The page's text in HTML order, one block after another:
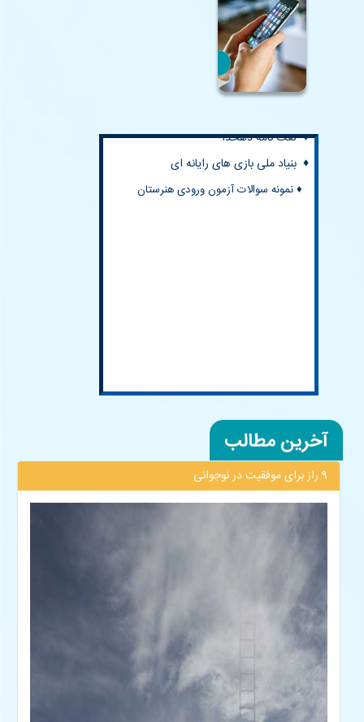
♦خانه ریاضیات اصفهان
♦ کتابخانه مرکزی ایران
♦المپیادهای علمی ایران
♦ لغت نامه دهخدا
♦ نمونه سوالات آزمون ورودی هنرستان
9 راز برای موفقیت در نوجوانی